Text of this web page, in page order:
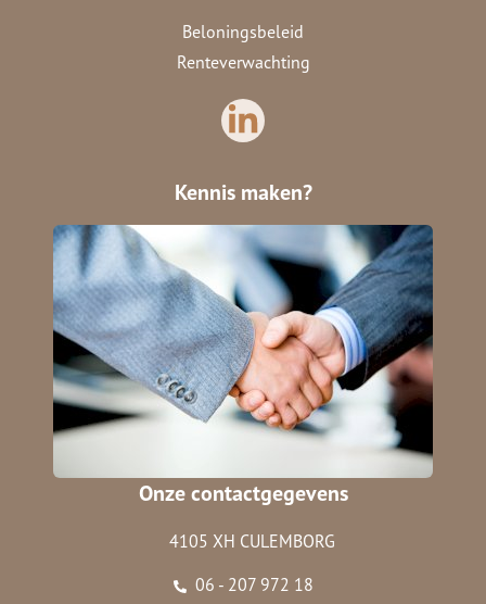
Beloningsbeleid
Renteverwachting
Kennis maken?
Onze contactgegevens
4105 XH CULEMBORG
06 - 207 972 18